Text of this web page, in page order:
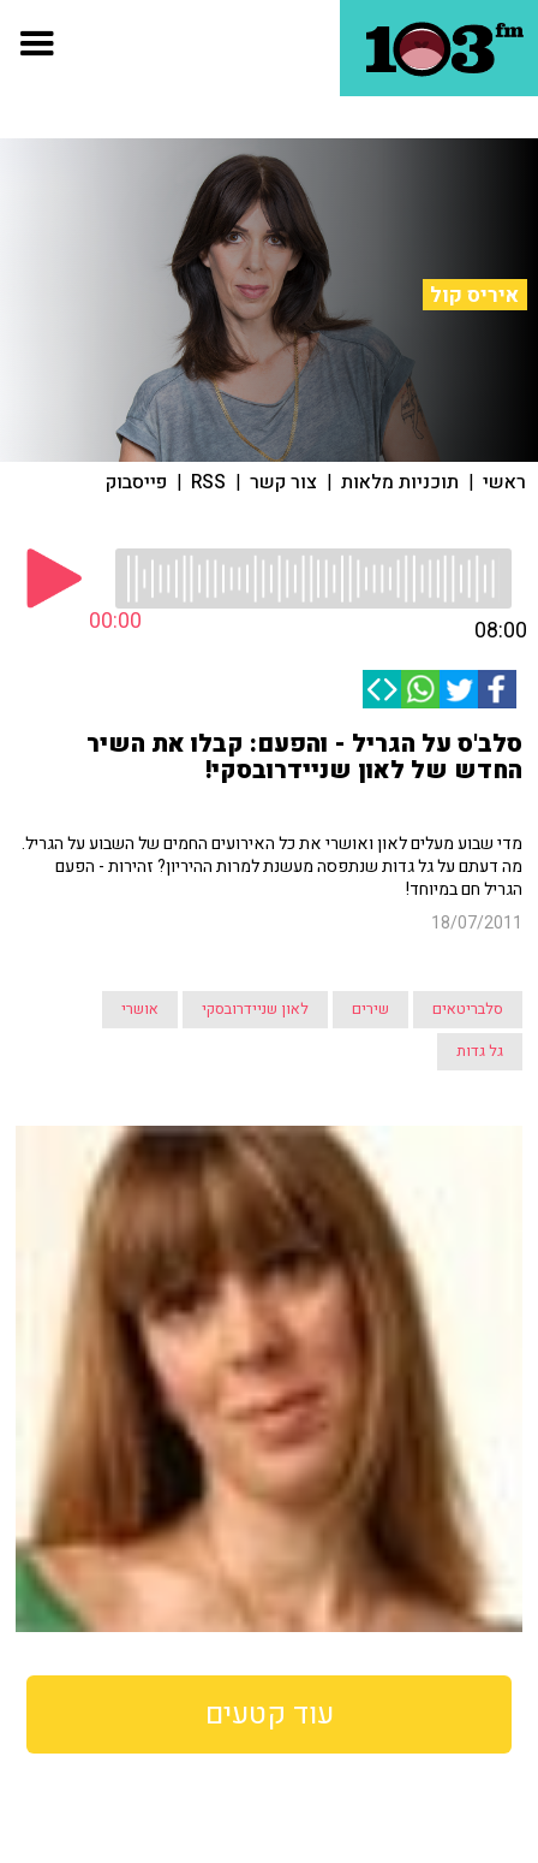
איריס קול
ראשי | תוכניות מלאות | צור קשר |
RSS
| פייסבוק
00:00 08:00
סלב'ס על הגריל - והפעם: קבלו את השיר
החדש של לאון שניידרובסקי!
מדי שבוע מעלים לאון ואושרי את כל האירועים החמים של השבוע על הגריל.
מה דעתם על גל גדות שנתפסה מעשנת למרות ההיריון? זהירות - הפעם
הגריל חם במיוחד!
18/07/2011
סלבריטאים שירים לאון שניידרובסקי
אושרי
גל גדות
עוד קטעים